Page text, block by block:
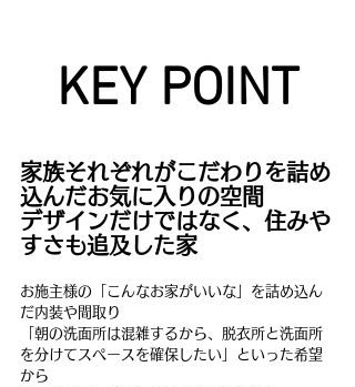
KEY POINT
家族それぞれがこだわりを詰め
込んだお気に入りの空間
デザインだけではなく、住みや
すさも追及した家
お施主様の「こんなお家がいいな」を詰め込ん
だ内装や間取り
「朝の洗面所は混雑するから、脱衣所と洗面所
を分けてスペースを確保したい」といった希望
から